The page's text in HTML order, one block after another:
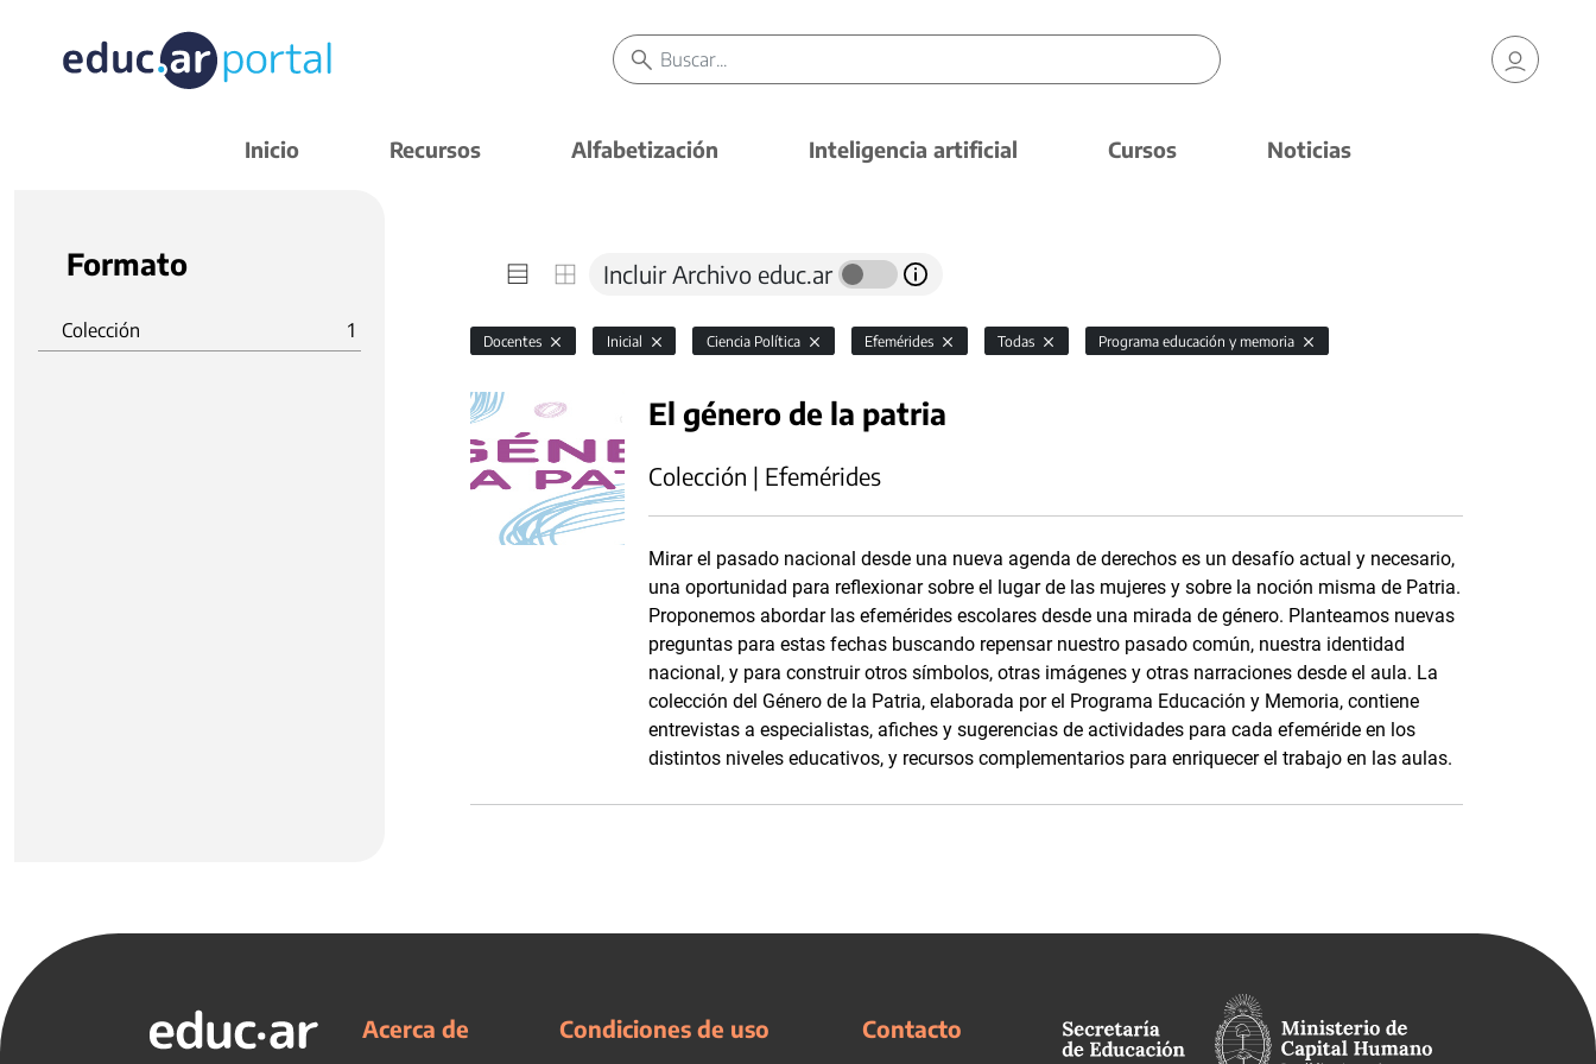
Inicio Recursos Alfabetización Inteligencia artificial Cursos Noticias
Formato
Colección 1
Incluir Archivo educ.ar
Docentes Inicial Ciencia Política Efemérides Todas Programa educación y memoria
El género de la patria
Colección | Efemérides
Mirar el pasado nacional desde una nueva agenda de derechos es un desafío actual y necesario,
una oportunidad para reflexionar sobre el lugar de las mujeres y sobre la noción misma de Patria.
Proponemos abordar las efemérides escolares desde una mirada de género. Planteamos nuevas
preguntas para estas fechas buscando repensar nuestro pasado común, nuestra identidad
nacional, y para construir otros símbolos, otras imágenes y otras narraciones desde el aula. La
colección del Género de la Patria, elaborada por el Programa Educación y Memoria, contiene
entrevistas a especialistas, afiches y sugerencias de actividades para cada efeméride en los
distintos niveles educativos, y recursos complementarios para enriquecer el trabajo en las aulas.
Acerca de Condiciones de uso Contacto